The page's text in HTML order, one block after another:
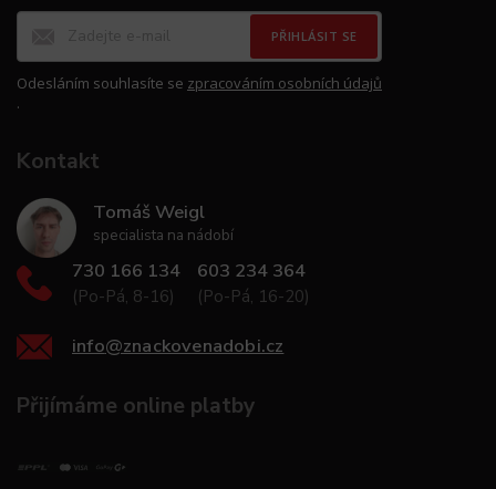
PŘIHLÁSIT SE
Odesláním souhlasíte se zpracováním osobních údajů
.
Kontakt
Tomáš Weigl
specialista na nádobí
730 166 134
(Po-Pá, 8-16)
603 234 364
(Po-Pá, 16-20)
info@znackovenadobi.cz
Přijímáme online platby